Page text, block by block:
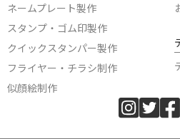
ネームプレート製作
スタンプ・ゴム印製作
クイックスタンパー製作
フライヤー・チラシ制作
似顔絵制作